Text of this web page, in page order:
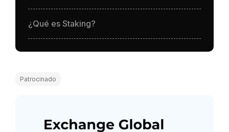
¿Qué es Staking?
Patrocinado